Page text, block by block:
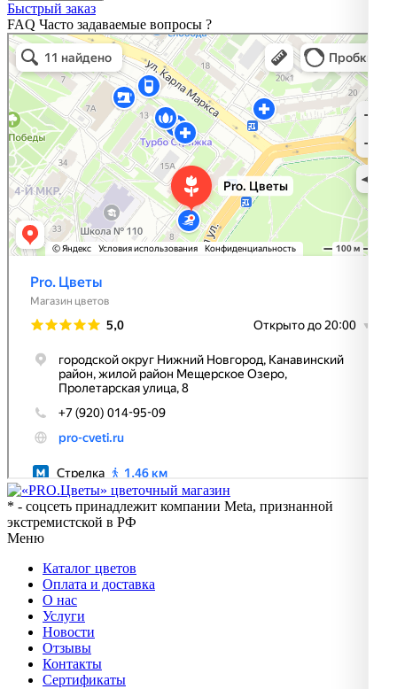
Быстрый заказ
FAQ Часто задаваемые вопросы ?
Pro. Цветы
Магазин цветов в Нижнем Новгороде
Доставка цветов и букетов в Нижнем Новгороде
* - соцсеть принадлежит компании Meta, признанной
экстремистской в РФ
Меню
Каталог цветов
Оплата и доставка
О нас
Услуги
Новости
Отзывы
Контакты
Сертификаты